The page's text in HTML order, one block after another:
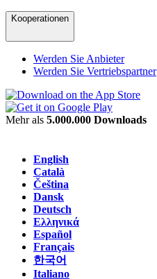
Kooperationen
Werden Sie Anbieter
Werden Sie Vertriebspartner
Mehr als 5.000.000 Downloads
English
Català
Čeština
Dansk
Deutsch
Ελληνικά
Español
Français
한국어
Italiano